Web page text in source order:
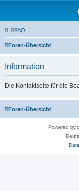
FAQ
Foren-Übersicht
Information
Die Kontaktseite für die
Foren-Übersicht
Powered by